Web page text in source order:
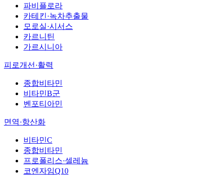
파비플로라
카테킨·녹차추출물
모로실·시서스
카르니틴
가르시니아
피로개선·활력
종합비타민
비타민B군
벤포티아민
면역·항산화
비타민C
종합비타민
프로폴리스·셀레늄
코엔자임Q10